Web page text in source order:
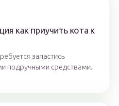
как приучить кота к
запастись
подручными средствами.